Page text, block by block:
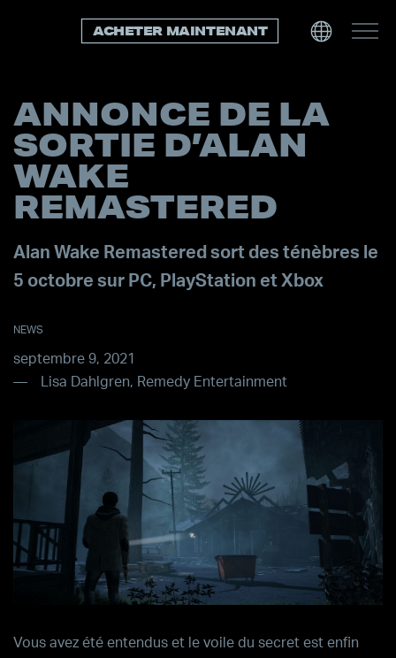
ACHETER MAINTENANT
ANNONCE DE LA
SORTIE D’ALAN
WAKE
REMASTERED
Alan Wake Remastered sort des ténèbres le
5 octobre sur PC, PlayStation et Xbox
NEWS
septembre 9, 2021
Lisa Dahlgren, Remedy Entertainment
Vous avez été entendus et le voile du secret est enfin